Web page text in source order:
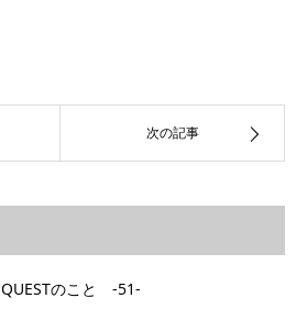
次の記事
QUESTのこと ‐51‐